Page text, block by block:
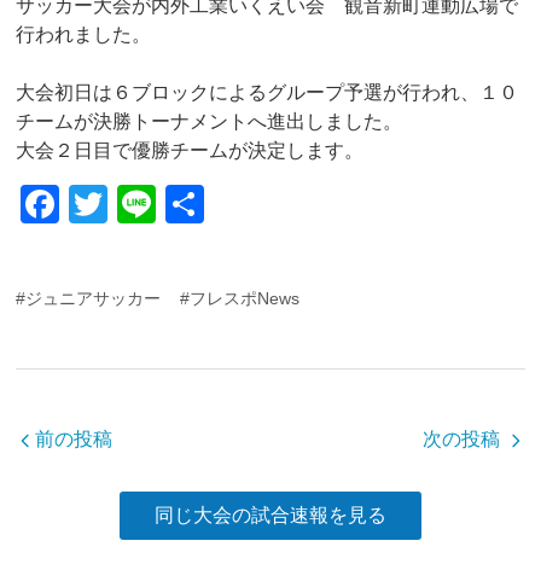
サッカー大会が内外工業いくえい会 観音新町運動広場で
行われました。
大会初日は６ブロックによるグループ予選が行われ、１０
チームが決勝トーナメントへ進出しました。
大会２日目で優勝チームが決定します。
F
c
e
b
o
T
er
Li
#ジュニアサッカー #フレスポNews
前の投稿 次の投稿
同じ大会の試合速報を見る